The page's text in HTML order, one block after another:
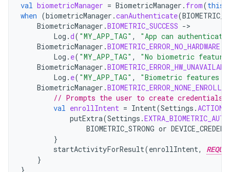
val biometricManager = BiometricManager . from(this
when (biometricManager .canAuthenticate(
BiometricManager .BIOMETRIC_SUCCESS -
Log .d( "MY_APP_TAG" ,
"App can
BiometricManager .BIOMETRIC_ERROR_NO_HARDWARE
Log . e( "MY_APP_TAG" ,
"No biometric
BiometricManager .
Log . e( "MY_APP_TAG" ,
"Biometric features
BiometricManager .BIOMETRIC_ERROR_NONE_ENROLLED
// Prompts the user to create credentials
val enrollIntent = Intent(Settings .
putExtra(Settings .
BIOMETRIC_STRONG or
}
startActivityForResult(enrollIntent,
}
}